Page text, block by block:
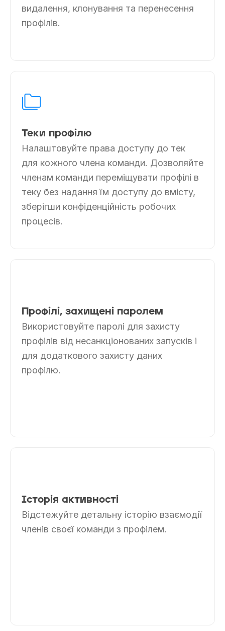
видалення, клонування та перенесення
профілів.
Теки профілю
Налаштовуйте права доступу до тек
для кожного члена команди. Дозволяйте
членам команди переміщувати профілі в
теку без надання їм доступу до вмісту,
зберігши конфіденційність робочих
процесів.
Профілі, захищені паролем
Використовуйте паролі для захисту
профілів від несанкціонованих запусків і
для додаткового захисту даних
профілю.
Історія активності
Відстежуйте детальну історію взаємодії
членів своєї команди з профілем.